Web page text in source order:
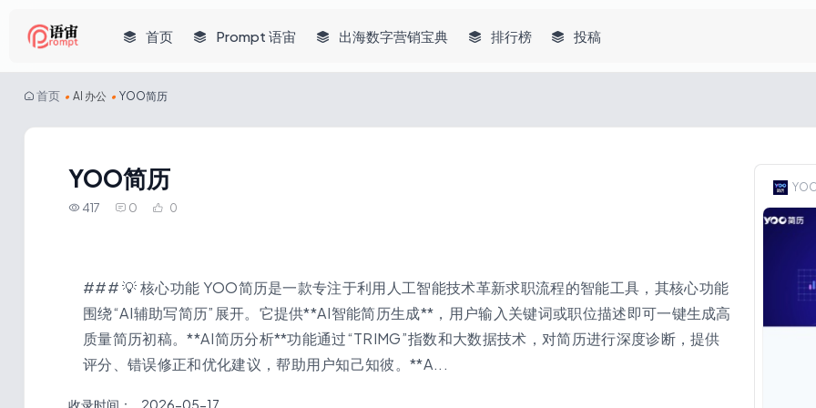
首页 Prompt 语宙 出海数字营销宝典 排行榜 投稿
首页 • AI 办公 • YOO简历
YOO简历
417 0 0
### 💡 核心功能 YOO简历是一款专注于利用人工智能技术革新求职流程的智能工具，其核心功能
围绕“AI辅助写简历”展开。它提供**AI智能简历生成**，用户输入关键词或职位描述即可一键生成高
质量简历初稿。**AI简历分析**功能通过“TRIMG”指数和大数据技术，对简历进行深度诊断，提供
评分、错误修正和优化建议，帮助用户知己知彼。**A...
收录时间： 2026-05-17